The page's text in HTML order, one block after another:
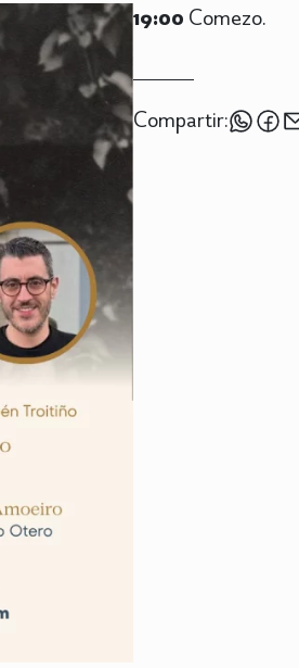
19:00 Comezo.
Compartir: